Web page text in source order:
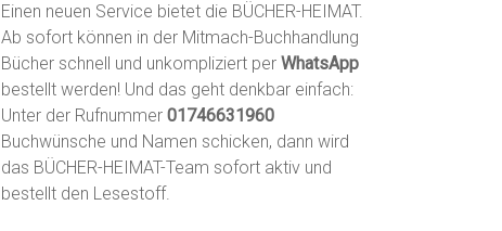
Einen neuen Service bietet die BÜCHER-HEIMAT.
Ab sofort können in der Mitmach-Buchhandlung
Bücher schnell und unkompliziert perWhatsApp
bestellt werden! Und das geht denkbar einfach:
Unter der Rufnummer01746631960
Buchwünsche und Namen schicken, dann wird
das BÜCHER-HEIMAT-Team sofort aktiv und
bestellt den Lesestoff.